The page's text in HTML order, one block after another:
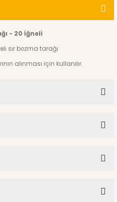
- 20 İğneli
sır bozma tarağı
alınması için kullanılır.